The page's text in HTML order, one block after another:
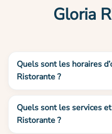
Gloria
Quels sont les horaires
Ristorante ?
Quels sont les services
Ristorante ?